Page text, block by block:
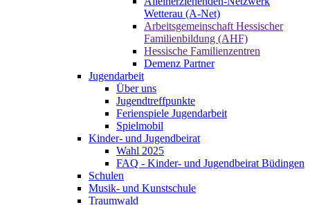
Wetterau (A-Net)
Arbeitsgemeinschaft Hessischer
Familienbildung (AHF)
Hessische Familienzentren
Demenz Partner
Jugendarbeit
Über uns
Jugendtreffpunkte
Ferienspiele Jugendarbeit
Spielmobil
Kinder- und Jugendbeirat
Wahl 2025
FAQ - Kinder- und Jugendbeirat Büdingen
Schulen
Musik- und Kunstschule
Traumwald